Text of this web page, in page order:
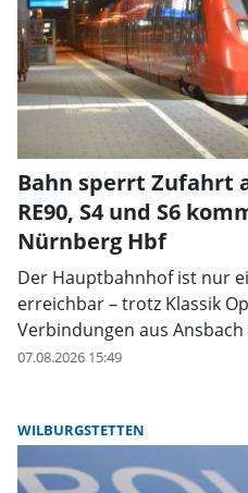
Bahn sperrt Zufahrt
RE90, S4 und S6
Nürnberg Hbf
Der Hauptbahnhof ist nur
erreichbar – trotz Klassik
Verbindungen aus
07.08.2026 15:49
WILBURGSTETTEN